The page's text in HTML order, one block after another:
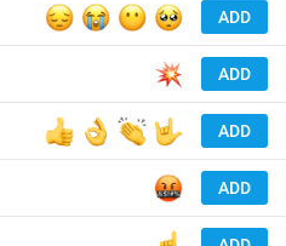
ADD
ADD
ADD
ADD